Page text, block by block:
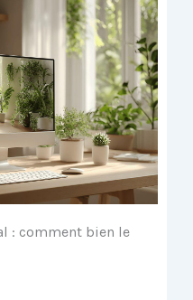
: comment bien le